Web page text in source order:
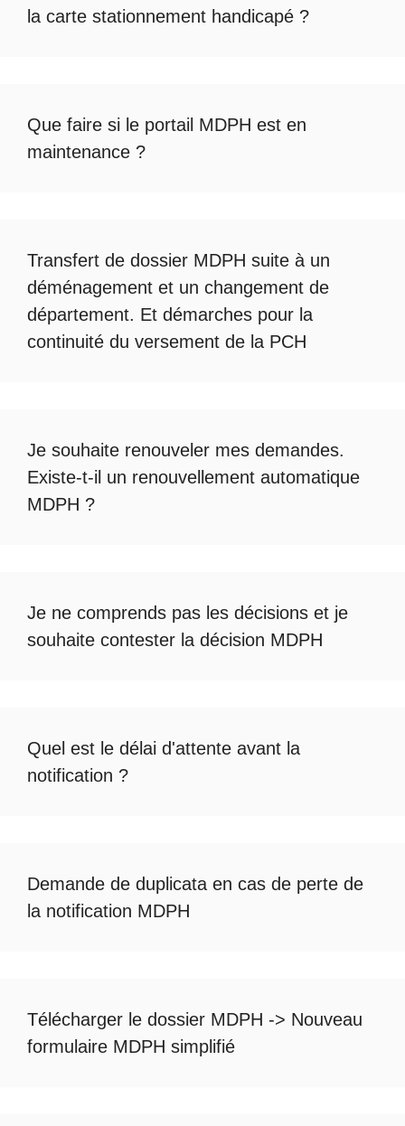
la carte stationnement handicapé ?
Que faire si le portail MDPH est en
maintenance ?
Transfert de dossier MDPH suite à un
déménagement et un changement de
département. Et démarches pour la
continuité du versement de la PCH
Je souhaite renouveler mes demandes.
Existe-t-il un renouvellement automatique
MDPH ?
Je ne comprends pas les décisions et je
souhaite contester la décision MDPH
Quel est le délai d'attente avant la
notification ?
Demande de duplicata en cas de perte de
la notification MDPH
Télécharger le dossier MDPH -> Nouveau
formulaire MDPH simplifié